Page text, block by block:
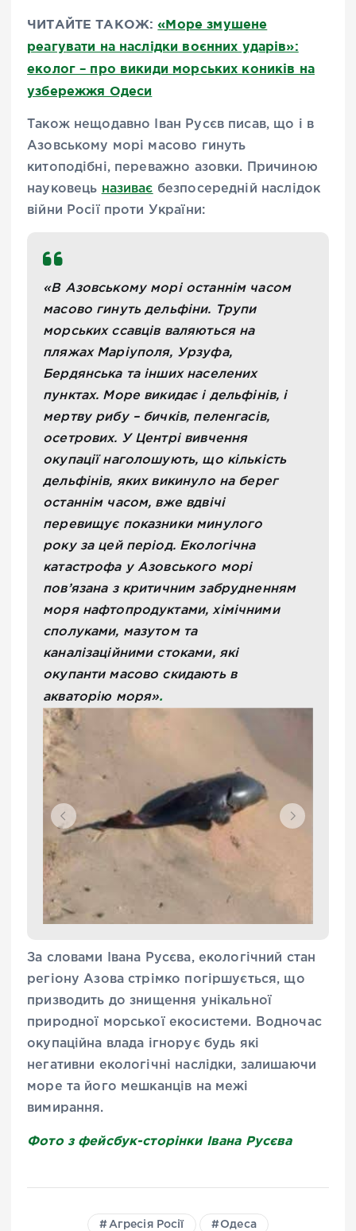
ЧИТАЙТЕ ТАКОЖ:«Море змушене
реагувати на наслідки воєнних ударів»:
еколог – про викиди морських коників на
узбережжя Одеси
Також нещодавно Іван Русєв писав, що і в
Азовському морі масово гинуть
китоподібні, переважно азовки. Причиною
науковець називає безпосередній наслідок
війни Росії проти України:
«В Азовському морі останнім часом
масово гинуть дельфіни. Трупи
морських ссавців валяються на
пляжах Маріуполя, Урзуфа,
Бердянська та інших населених
пунктах. Море викидає і дельфінів, і
мертву рибу – бичків, пеленгасів,
осетрових. У Центрі вивчення
окупації наголошують, що кількість
дельфінів, яких викинуло на берег
останнім часом, вже вдвічі
перевищує показники минулого
року за цей період. Екологічна
катастрофа у Азовського морі
пов’язана з критичним забрудненням
моря нафтопродуктами, хімічними
сполуками, мазутом та
каналізаційними стоками, які
окупанти масово скидають в
акваторію моря».
За словами Івана Русєва, екологічний стан
регіону Азова стрімко погіршується, що
призводить до знищення унікальної
природної морської екосистеми. Водночас
окупаційна влада ігнорує будь які
негативни екологічні наслідки, залишаючи
море та його мешканців на межі
вимирання.
Фото з фейсбук-сторінки Івана Русєва
Агресія Росії Одеса